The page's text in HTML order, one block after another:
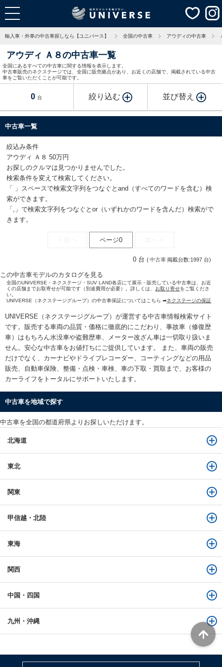
輸入車・外車の中古車探しなら【ユニバース】 全国の中古車 アウディの中古車
アウディ Ａ８の中古車一覧
全国にあるすべての中古車に関する情報を表示します。
中古車販売のネクステージでは、全国に販売拠点があり、お近くの店舗で、掲載されている中古
車をご覧いただくことが可能です。
0 台 絞り込む 並び替え
中古車一覧
絞込み条件
アウディ Ａ８ 50万円
お探しのクルマは見つかりませんでした。
検索条件を変えて検索してください。
「 」スペースで検索文字列をつなぐとand（すべてのワードを含む）検
索ができます。
「,」で検索文字列をつなぐとor（いずれかのワードを含んだ）検索がで
きます。
ページ0
0 台 (中古車掲載台数:1997 台)
この中古車モデルのカタログを見る
全国のUNIVERSE・ネクステージ・SUV LAND各店にて展示・販売している中古車は、お近
くの店舗までお取寄せが可能です（別途費用が必要）。詳しくは、 お取り寄せをご覧くださ
い。
UNIVERSE（ネクステージグループ）の中古車保証についてはこちら ➡ネクステージの保証
UNIVERSE（ネクステージグループ）が運営する中古車情報検索サイト
です。販売する車両の品質・価格に徹底的にこだわり、事故車（修復歴
車）はもちろん水没車や盗難歴車、メーター改ざん車は一切取り扱いま
せん。安心な中古車をお値打ちにご提供しています。 また、車両の販売
だけでなく、カーナビやドライブレコーダー、コーティングなどの用品
販売、自動車保険、整備・点検・車検、車の下取・買取まで、お客様の
カーライフをトータルにサポートいたします。
中古車を地域で探す
中古車を全国の都道府県よりお探しいただけます。
北海道
東北
関東
甲信越・北陸
東海
関西
中国・四国
九州・沖縄